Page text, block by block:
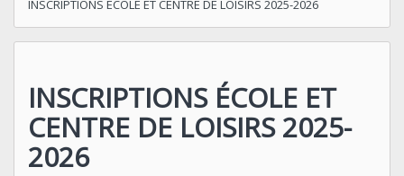
INSCRIPTIONS ÉCOLE ET CENTRE DE LOISIRS 2025-2026
INSCRIPTIONS ÉCOLE ET
CENTRE DE LOISIRS 2025-
2026